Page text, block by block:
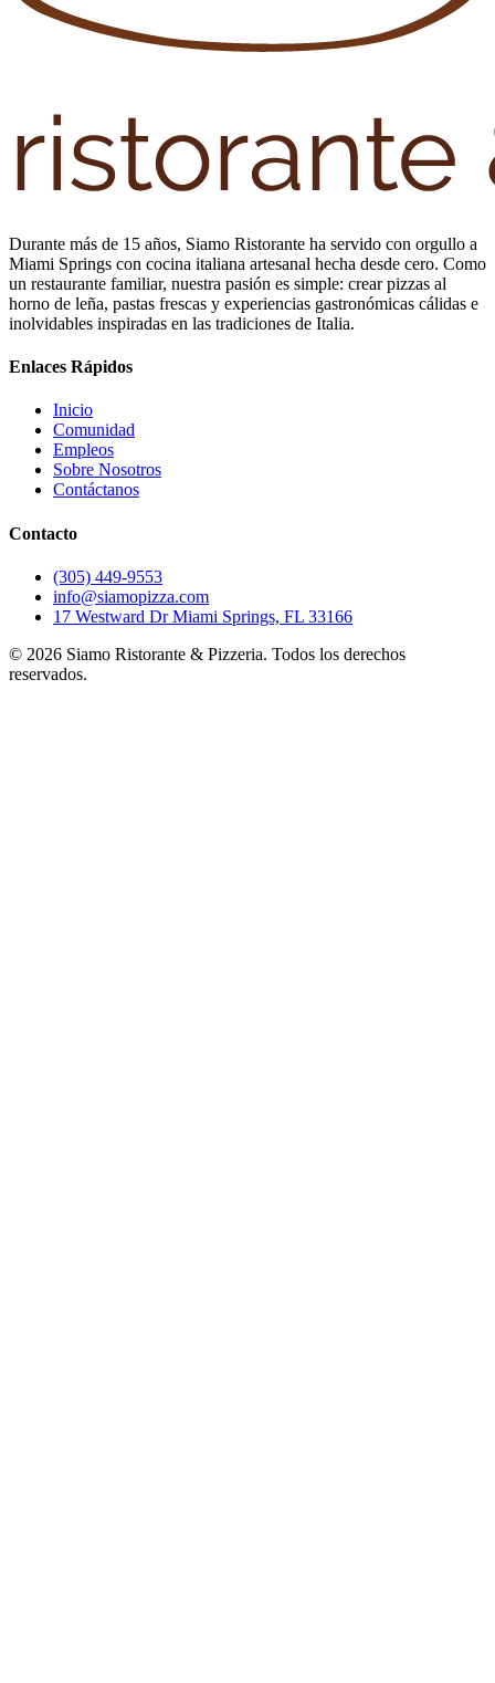
Durante más de 15 años, Siamo Ristorante ha servido con orgullo a
Miami Springs con cocina italiana artesanal hecha desde cero. Como
un restaurante familiar, nuestra pasión es simple: crear pizzas al
horno de leña, pastas frescas y experiencias gastronómicas cálidas e
inolvidables inspiradas en las tradiciones de Italia.
Enlaces Rápidos
Inicio
Comunidad
Empleos
Sobre Nosotros
Contáctanos
Contacto
(305) 449-9553
info@siamopizza.com
17 Westward Dr Miami Springs, FL 33166
© 2026 Siamo Ristorante & Pizzeria. Todos los derechos
reservados.